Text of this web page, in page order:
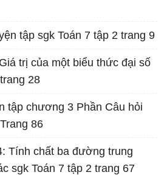
tập sgk Toán 7 tập 2 trang 9
trị của một biểu thức đại số
28
tập chương 3 Phần Câu hỏi
86
Tính chất ba đường trung
sgk Toán 7 tập 2 trang 67